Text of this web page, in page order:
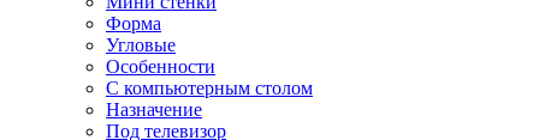
Форма
Угловые
Особенности
С компьютерным столом
Назначение
Под телевизор